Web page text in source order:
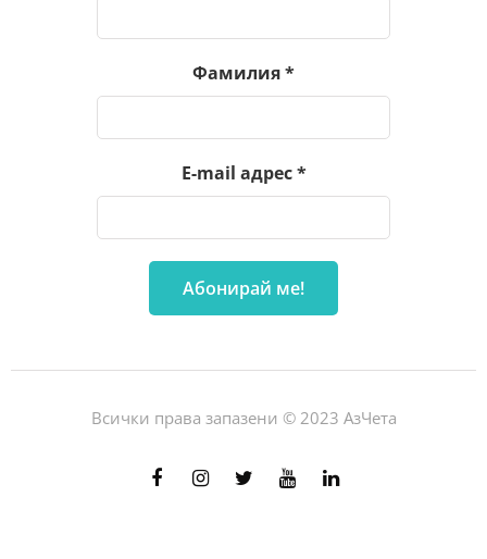
Фамилия*
E-mail адрес*
Всички права запазени © 2023 АзЧета